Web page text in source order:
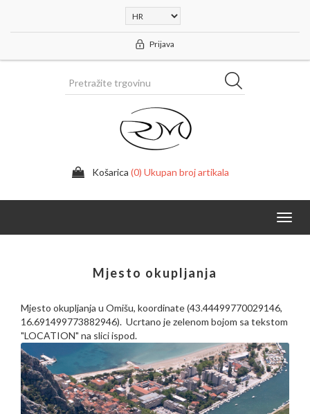
Prijava
Košarica (0) Ukupan broj artikala
Mjesto okupljanja
Mjesto okupljanja u Omišu, koordinate (43.44499770029146,
16.691499773882946). Ucrtano je zelenom bojom sa tekstom
"LOCATION" na slici ispod.